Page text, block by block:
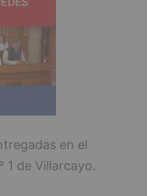
en el
1 de Villarcayo.